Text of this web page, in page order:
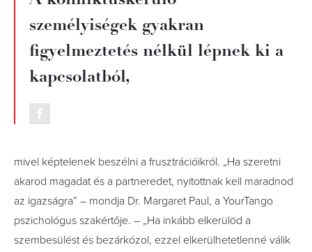
személyiségek gyakran
figyelmeztetés nélkül lépnek ki a
kapcsolatból,
mivel képtelenek beszélni a frusztrációikról. „Ha szeretni
akarod magadat és a partneredet, nyitottnak kell maradnod
az igazságra” – mondja Dr. Margaret Paul, a YourTango
pszichológus szakértője. – „Ha inkább elkerülöd a
szembesülést és bezárkózol, ezzel elkerülhetetlenné válik